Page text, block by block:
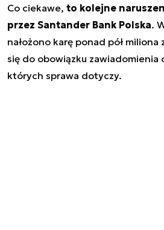
Co ciekawe, to kolejne
przez Santander Bank Polska.
nałożono karę ponad pół miliona
się do obowiązku zawiadomienia
których sprawa dotyczy.